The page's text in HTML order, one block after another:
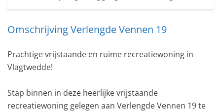
Omschrijving Verlengde Vennen 19
Prachtige vrijstaande en ruime recreatiewoning in
Vlagtwedde!
Stap binnen in deze heerlijke vrijstaande
recreatiewoning gelegen aan Verlengde Vennen 19 te